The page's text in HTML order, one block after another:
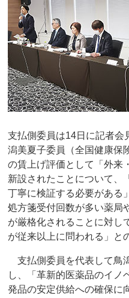
支払側委員は14日に記者会
潟美夏子委員（全国健康保
の賃上げ評価として「外来
新設されたことについて、
丁寧に検証する必要がある
処方箋受付回数が多い薬局
が厳格化されることに対し
が従来以上に問われる」と
支払側委員を代表して鳥
し、「革新的医薬品のイノ
発品の安定供給への確保に